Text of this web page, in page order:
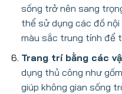
sống trở nên sang
thể sử dụng các đồ
màu sắc trung tính để
Trang trí bằng các
dụng thủ công như
giúp không gian sống